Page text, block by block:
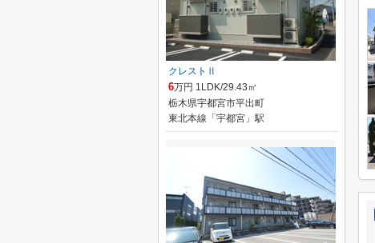
クレストⅡ
6万円 1LDK/29.43㎡
栃木県宇都宮市平出町
東北本線「宇都宮」駅